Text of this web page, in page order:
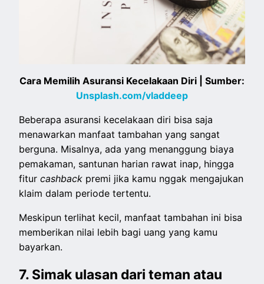
Cara Memilih Asuransi Kecelakaan Diri | Sumber:
Unsplash.com/vladdeep
Beberapa asuransi kecelakaan diri bisa saja
menawarkan manfaat tambahan yang sangat
berguna. Misalnya, ada yang menanggung biaya
pemakaman, santunan harian rawat inap, hingga
fiturcashback premi jika kamu nggak mengajukan
klaim dalam periode tertentu.
Meskipun terlihat kecil, manfaat tambahan ini bisa
memberikan nilai lebih bagi uang yang kamu
bayarkan.
7. Simak ulasan dari teman atau